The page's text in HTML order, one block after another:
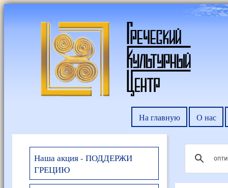
На главную О нас
Наша акция - ПОДДЕРЖИ
ГРЕЦИЮ